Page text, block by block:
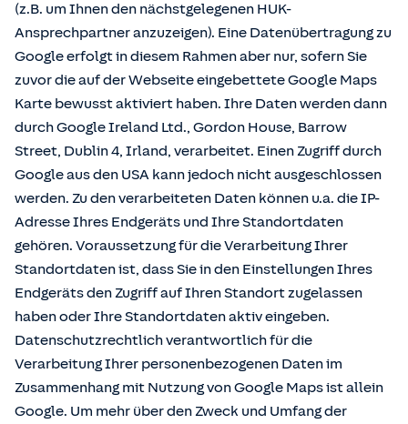
(z.B. um Ihnen den nächstgelegenen HUK-
Ansprechpartner anzuzeigen). Eine Datenübertragung zu
Google erfolgt in diesem Rahmen aber nur, sofern Sie
zuvor die auf der Webseite eingebettete Google Maps
Karte bewusst aktiviert haben. Ihre Daten werden dann
durch Google Ireland Ltd., Gordon House, Barrow
Street, Dublin 4, Irland, verarbeitet. Einen Zugriff durch
Google aus den USA kann jedoch nicht ausgeschlossen
werden. Zu den verarbeiteten Daten können u.a. die IP-
Adresse Ihres Endgeräts und Ihre Standortdaten
gehören. Voraussetzung für die Verarbeitung Ihrer
Standortdaten ist, dass Sie in den Einstellungen Ihres
Endgeräts den Zugriff auf Ihren Standort zugelassen
haben oder Ihre Standortdaten aktiv eingeben.
Datenschutzrechtlich verantwortlich für die
Verarbeitung Ihrer personenbezogenen Daten im
Zusammenhang mit Nutzung von Google Maps ist allein
Google. Um mehr über den Zweck und Umfang der